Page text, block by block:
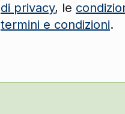
di privacy, le
termini e condizioni.